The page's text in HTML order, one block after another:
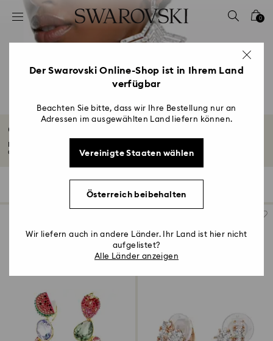
Liste Tastaturkürzel
0 - Header
2 - Footer
4 - Suchergebnisse
0
Ohrclips
Ohrclips...
Der Swarovski Online-Shop ist in Ihrem Land
verfügbar
Beachten Sie bitte, dass wir Ihre Bestellung nur an
Adressen im ausgewählten Land liefern können.
Vereinigte Staaten wählen
Österreich beibehalten
Wir liefern auch in andere Länder. Ihr Land ist hier nicht
aufgelistet?
Alle Länder anzeigen